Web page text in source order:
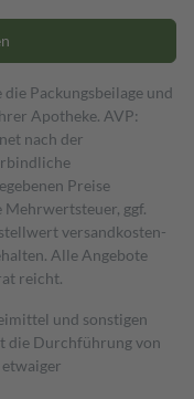
Packungsbeilage und
Apotheke. AVP:
nach der
Preise
Mehrwertsteuer, ggf.
versand­kosten­
Alle Angebote
reicht.
und sonstigen
die Durchführung von